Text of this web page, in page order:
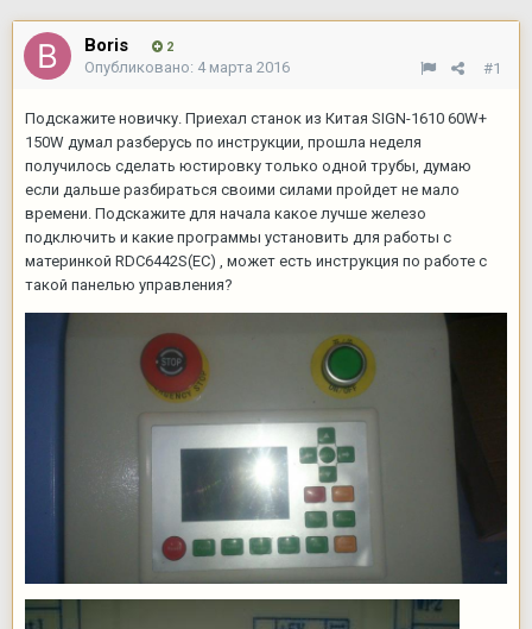
Boris 2
#1
Опубликовано: 4 марта 2016
Подскажите новичку. Приехал станок из Китая SIGN-1610 60W+
150W думал разберусь по инструкции, прошла неделя
получилось сделать юстировку только одной трубы, думаю
если дальше разбираться своими силами пройдет не мало
времени. Подскажите для начала какое лучше железо
подключить и какие программы установить для работы с
материнкой RDC6442S(EC) , может есть инструкция по работе с
такой панелью управления?